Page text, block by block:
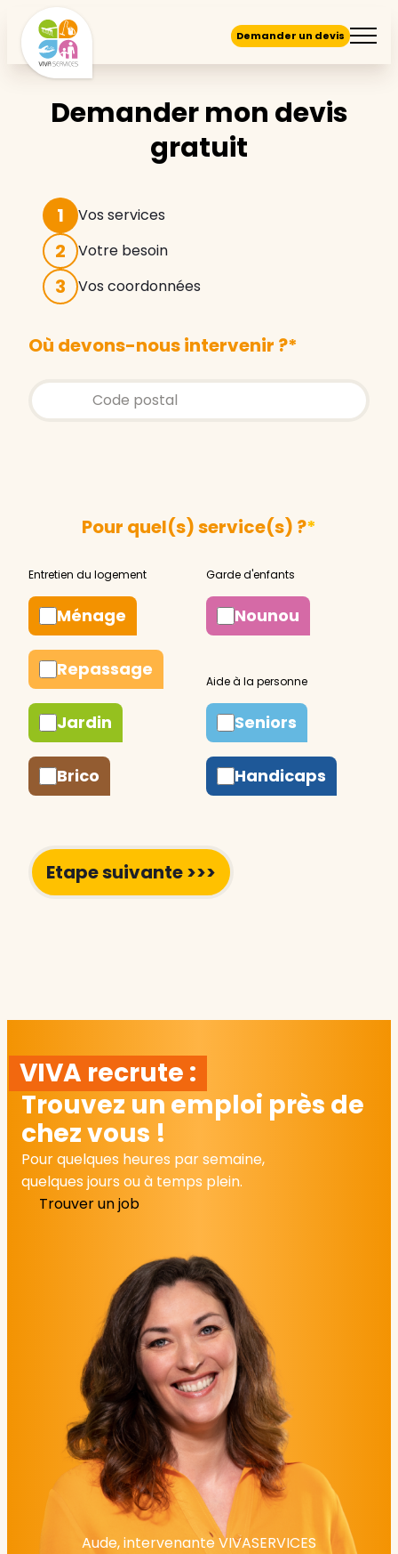
Demander un devis
Demander mon devis
gratuit
1 Vos services
2 Votre besoin
3 Vos coordonnées
Où devons-nous intervenir ?*
Store locator global - Autocompletion
Rechercher
Pour quel(s) service(s) ?*
Ménage
Repassage
Jardin
Brico
Nounou
Seniors
Handicaps
VIVA recrute :
Trouvez un emploi près de
chez vous !
Pour quelques heures par semaine,
quelques jours ou à temps plein.
Trouver un job
Aude, intervenante VIVASERVICES